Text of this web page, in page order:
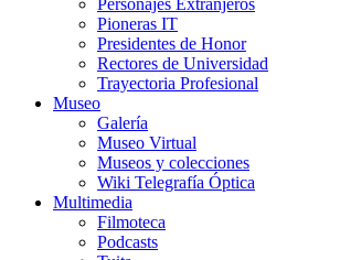
Personajes Extranjeros
Pioneras IT
Presidentes de Honor
Rectores de Universidad
Trayectoria Profesional
Museo
Galería
Museo Virtual
Museos y colecciones
Wiki Telegrafía Óptica
Multimedia
Filmoteca
Podcasts